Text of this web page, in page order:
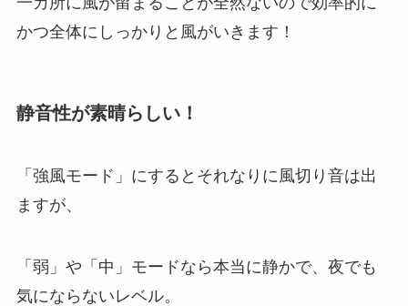
かつ全体にしっかりと風がいきます！
静音性が素晴らしい！
「強風モード」にするとそれなりに風切り音は出
ますが、
「弱」や「中」モードなら本当に静かで、夜でも
気にならないレベル。